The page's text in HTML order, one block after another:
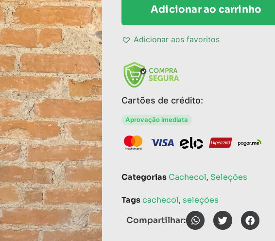
Adicionar ao carrinho
Adicionar aos favoritos
Cartões de crédito:
Aprovação imediata
Categorias Cachecol, Seleções
Tagscachecol, seleções
Compartilhar: